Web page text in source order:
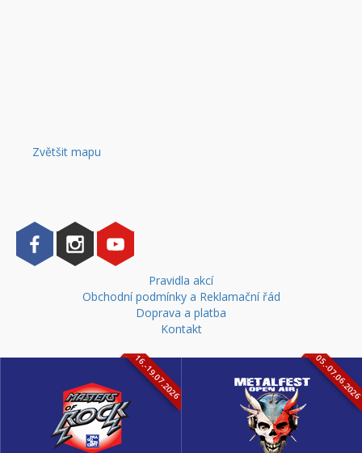
Zvětšit mapu
Pravidla akcí
Obchodní podmínky a Reklamační řád
Doprava a platba
Kontakt
16.-19.07.2026 05.-